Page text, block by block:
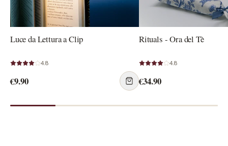
Luce da Lettura a Clip
4.8
€9.90
Rituals - Ora del Tè
4.8
€34.90